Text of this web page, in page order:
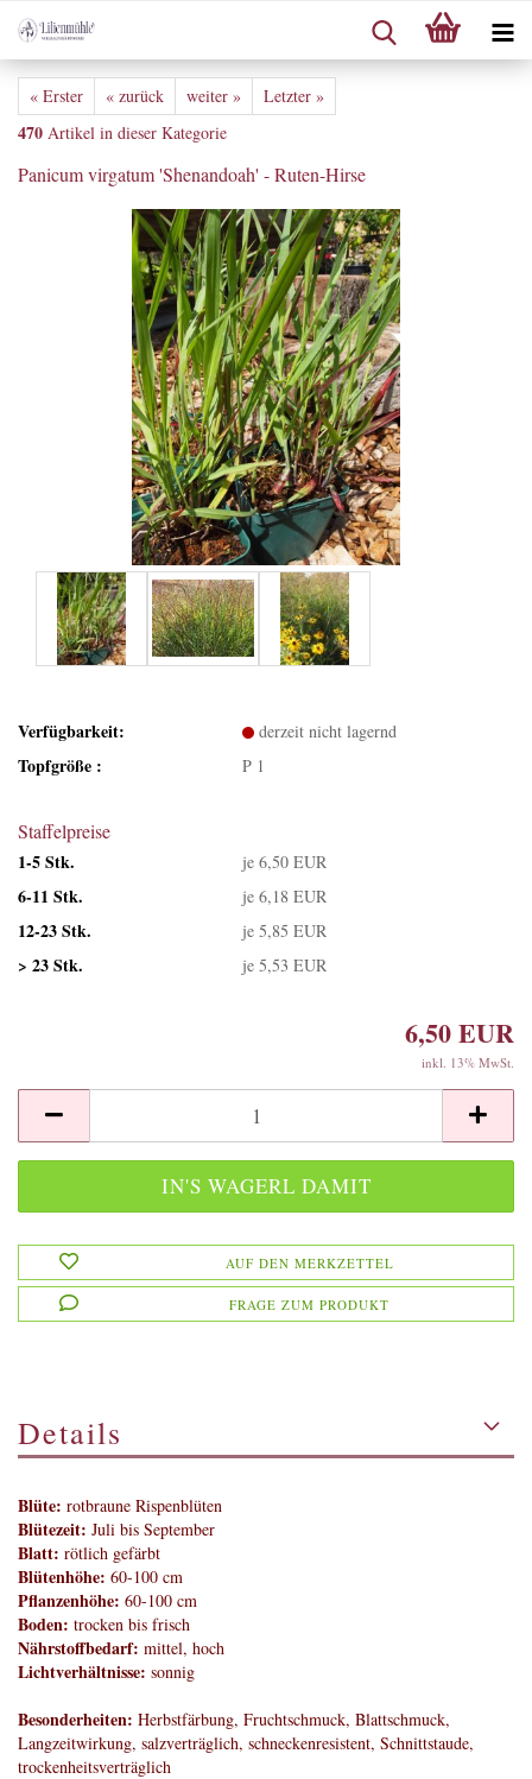
« Erster « zurück weiter » Letzter »
470 Artikel in dieser Kategorie
Panicum virgatum 'Shenandoah' - Ruten-Hirse
Verfügbarkeit: derzeit nicht lagernd
Topfgröße : P 1
Staffelpreise
1-5 Stk.
je 6,50 EUR
6-11 Stk. je 6,18 EUR
12-23 Stk. je 5,85 EUR
> 23 Stk. je 5,53 EUR
6,50 EUR
inkl. 13% MwSt.
AUF DEN MERKZETTEL
FRAGE ZUM PRODUKT
Details
Blüte: rotbraune Rispenblüten
Blütezeit: Juli bis September
Blatt: rötlich gefärbt
Blütenhöhe: 60-100 cm
Pflanzenhöhe: 60-100 cm
Boden: trocken bis frisch
Nährstoffbedarf: mittel, hoch
Lichtverhältnisse: sonnig
Besonderheiten: Herbstfärbung, Fruchtschmuck, Blattschmuck,
Langzeitwirkung, salzverträglich, schneckenresistent, Schnittstaude,
trockenheitsverträglich